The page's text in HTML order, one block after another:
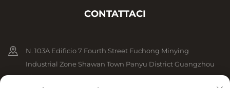
CONTATTACI
N. 103A Edificio 7 Fourth Street Fuchong Minying
Industrial Zone Shawan Town Panyu District Guangzhou
Cina